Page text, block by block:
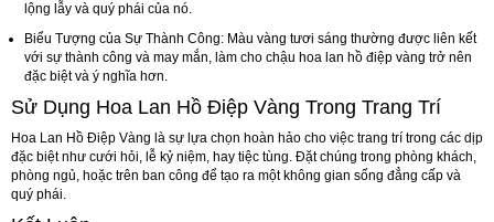
lộng lẫy và quý phái của nó.
Biểu Tượng của Sự Thành Công: Màu vàng tươi sáng thường được liên kết
với sự thành công và may mắn, làm cho chậu hoa lan hồ điệp vàng trở nên
đặc biệt và ý nghĩa hơn.
Sử Dụng Hoa Lan Hồ Điệp Vàng Trong Trang Trí
Hoa Lan Hồ Điệp Vàng là sự lựa chọn hoàn hảo cho việc trang trí trong các dịp
đặc biệt như cưới hỏi, lễ kỷ niệm, hay tiệc tùng. Đặt chúng trong phòng khách,
phòng ngủ, hoặc trên ban công để tạo ra một không gian sống đẳng cấp và
quý phái.